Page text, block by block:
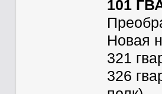
101
Новая
321
326